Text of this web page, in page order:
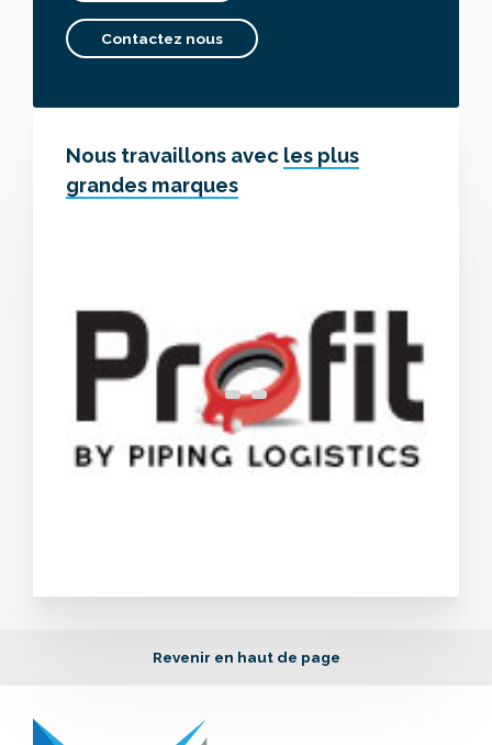
Contactez nous
Nous travaillons avec les plus
grandes marques
Revenir en haut de page